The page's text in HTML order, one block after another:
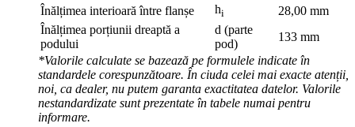
Înălțimea interioară între flanșe hi
28,00 mm
Înălțimea porțiunii dreaptă a
podului
d (parte
pod)
133 mm
*Valorile calculate se bazează pe formulele indicate în
standardele corespunzătoare. În ciuda celei mai exacte atenții,
noi, ca dealer, nu putem garanta exactitatea datelor. Valorile
nestandardizate sunt prezentate în tabele numai pentru
informare.